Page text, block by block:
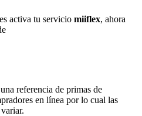
activa tu servicio miiflex, ahora
referencia de primas de
en línea por lo cual las